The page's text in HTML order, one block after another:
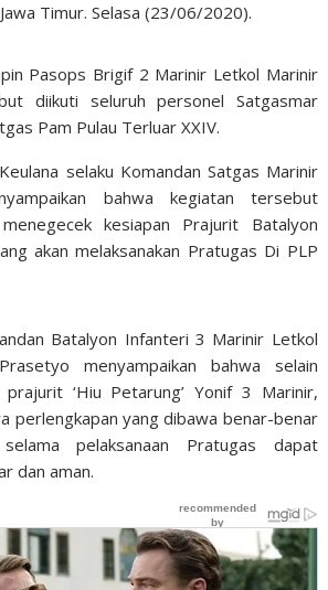
Timur. Selasa (23/06/2020).
Pasops Brigif 2 Marinir Letkol Marinir
diikuti seluruh personel Satgasmar
Pam Pulau Terluar XXIV.
selaku Komandan Satgas Marinir
bahwa kegiatan tersebut
kesiapan Prajurit Batalyon
akan melaksanakan Pratugas Di PLP
Batalyon Infanteri 3 Marinir Letkol
menyampaikan bahwa selain
prajurit ‘Hiu Petarung’ Yonif 3 Marinir,
perlengkapan yang dibawa benar-benar
pelaksanaan Pratugas dapat
dan aman.